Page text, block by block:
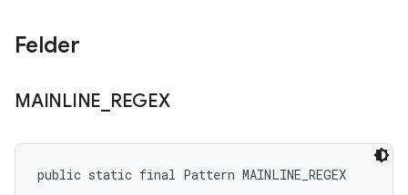
Felder
MAINLINE REGEX
public static final Pattern MAINLINE_REGEX